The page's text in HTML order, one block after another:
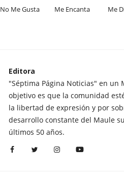
No Me Gusta Me Encanta Me
Editora
"Séptima Página Noticias" en un
objetivo es que la comunidad
la libertad de expresión y por
desarrollo constante del Maule
últimos 50 años.